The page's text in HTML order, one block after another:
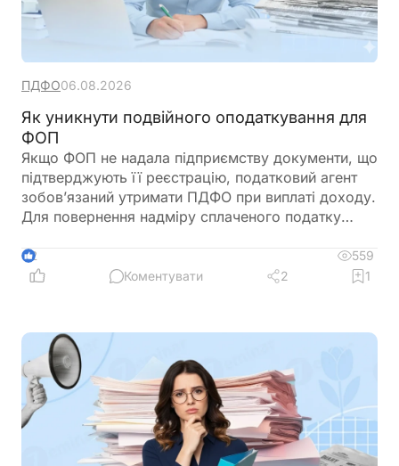
ПДФО06.08.2026
Як уникнути подвійного оподаткування для
ФОП
Якщо ФОП не надала підприємству документи, що
підтверджують її реєстрацію, податковий агент
зобов’язаний утримати ПДФО при виплаті доходу.
Для повернення надміру сплаченого податку
доходи, де відображає отриманий дохід та
утриманий податок. Податкова служба, після
2
559
Коментувати
2 1